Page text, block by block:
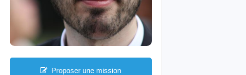
Proposer une mission